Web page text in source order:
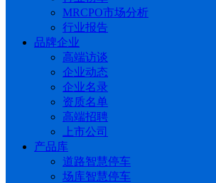
MRCPO市场分析
行业报告
品牌企业
高端访谈
企业动态
企业名录
资质名单
高端招聘
上市公司
产品库
道路智慧停车
场库智慧停车